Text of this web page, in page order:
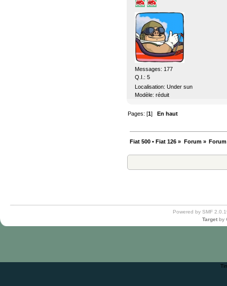
Messages: 177
Q.I.: 5
Localisation: Under sun
Modèle: réduit
Pages: [1] En haut
Fiat 500 • Fiat 126 » Forum»
Powered by SMF
Target by